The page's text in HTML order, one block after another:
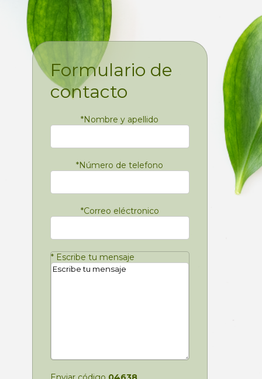
Formulario de
contacto
*Nombre y apellido
*Número de telefono
*Correo eléctronico
* Escribe tu mensaje